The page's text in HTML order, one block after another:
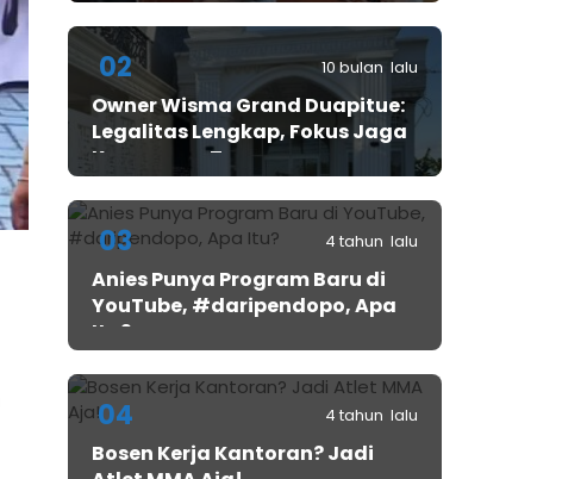
02 10 bulan lalu
Owner Wisma Grand Duapitue:
Legalitas Lengkap, Fokus Jaga
Keamanan Tamu
03 4 tahun lalu
Anies Punya Program Baru di
YouTube, #daripendopo, Apa
Itu?
04 4 tahun lalu
Bosen Kerja Kantoran? Jadi